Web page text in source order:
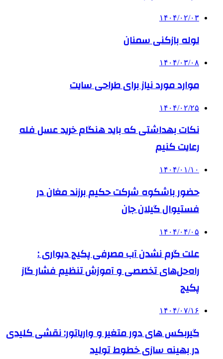
۱۴۰۴/۰۲/۰۳
لوله بازکنی سمنان
۱۴۰۴/۰۳/۰۸
موارد مورد نیاز برای طراحی سایت
۱۴۰۴/۰۲/۲۵
نکات بهداشتی که باید هنگام خرید عسل فله
رعایت کنیم
۱۴۰۴/۰۱/۱۰
حضور باشکوه شرکت حکیم برزند مغان در
فستیوال گیلان جان
۱۴۰۴/۰۴/۰۵
علت گرم نشدن آب مصرفی پکیج دیواری :
راه‌حل‌های تخصصی و آموزش تنظیم فشار گاز
پکیج
۱۴۰۴/۰۷/۱۶
گیربکس های دور متغیر و واریاتور: نقشی کلیدی
در بهینه سازی خطوط تولید